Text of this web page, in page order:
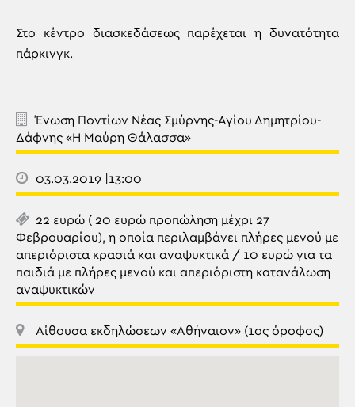
Στο κέντρο διασκεδάσεως παρέχεται η δυνατότητα
πάρκινγκ.
Ένωση Ποντίων Νέας Σμύρνης-Αγίου Δημητρίου-
Δάφνης «Η Μαύρη Θάλασσα»
03.03.2019 |13:00
22 ευρώ ( 20 ευρώ προπώληση μέχρι 27
Φεβρουαρίου), η οποία περιλαμβάνει πλήρες μενού με
απεριόριστα κρασιά και αναψυκτικά / 10 ευρώ για τα
παιδιά με πλήρες μενού και απεριόριστη κατανάλωση
αναψυκτικών
Αίθουσα εκδηλώσεων «Αθήναιον» (1ος όροφος)